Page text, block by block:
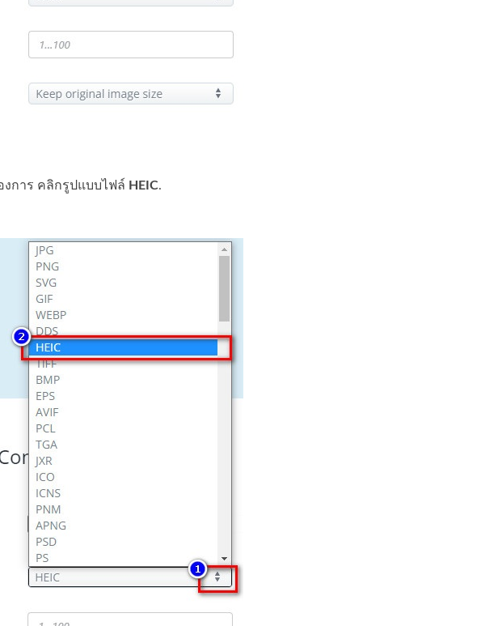
การ คลิกรูปแบบไฟล์ HEIC.